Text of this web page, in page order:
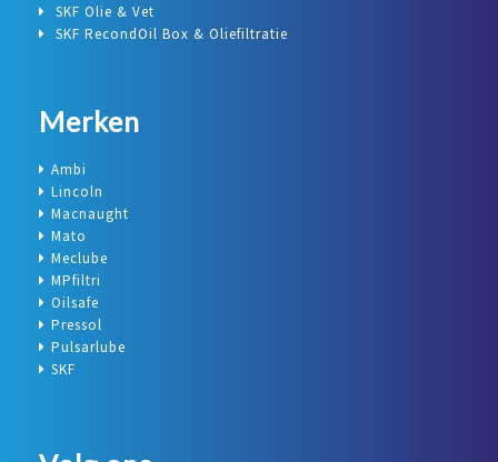
SKF Olie & Vet
SKF RecondOil Box & Oliefiltratie
Merken
Ambi
Lincoln
Macnaught
Mato
Meclube
MPfiltri
Oilsafe
Pressol
Pulsarlube
SKF